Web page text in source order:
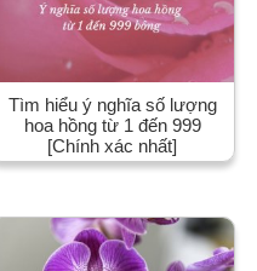
Tìm hiểu ý nghĩa số lượng
hoa hồng từ 1 đến 999
[Chính xác nhất]